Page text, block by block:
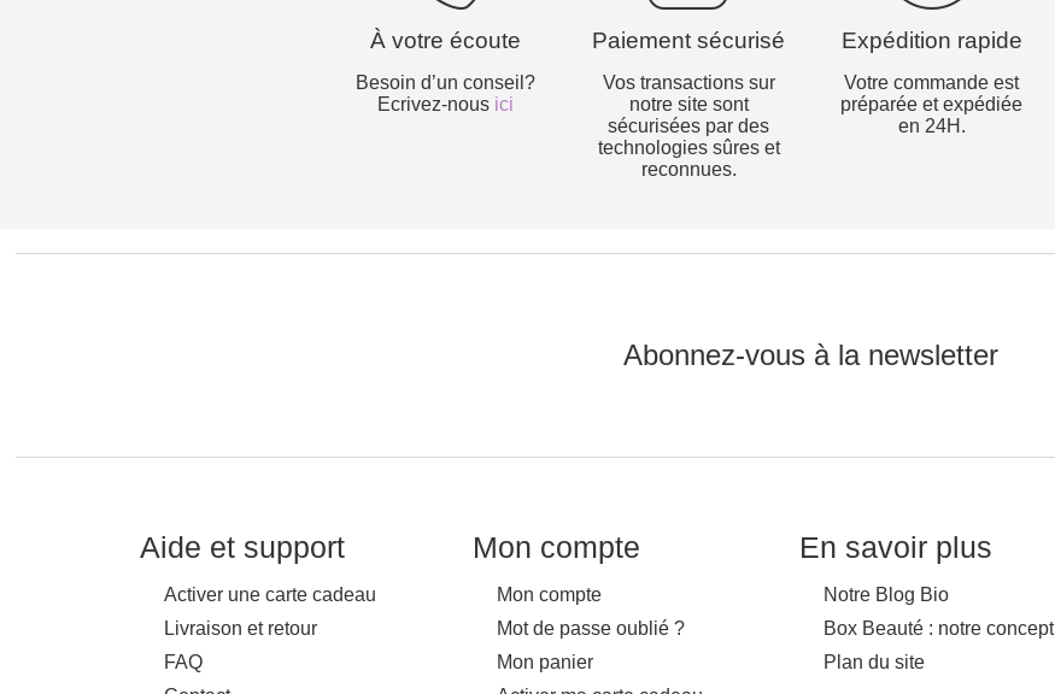
À votre écoute
Besoin d’un conseil?
Ecrivez-nous ici
Paiement sécurisé
Vos transactions sur
notre site sont
sécurisées par des
technologies sûres et
reconnues.
Expédition rapide
Votre commande est
préparée et expédiée
en 24H.
Abonnez-vous à la newsletter
Aide et support
Activer une carte cadeau
Livraison et retour
FAQ
Mon compte
Mon compte
Mot de passe oublié ?
Mon panier
En savoir plus
Notre Blog Bio
Box Beauté : notre concept
Plan du site